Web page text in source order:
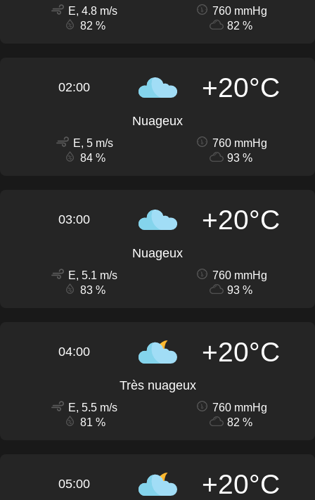
E, 4.8 m/s
760 mmHg
82 %
82 %
02:00 +20°C
Nuageux
E, 5 m/s
760 mmHg
84 %
93 %
03:00 +20°C
Nuageux
E, 5.1 m/s
760 mmHg
83 %
93 %
04:00 +20°C
Très nuageux
E, 5.5 m/s
760 mmHg
81 %
82 %
05:00 +20°C